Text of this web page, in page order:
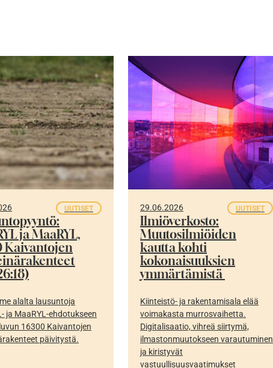
UUTISET
ja MaaRYL,
Kaivantojen
alalta lausuntoja
ja MaaRYL-ehdotukseen
16300 Kaivantojen
päivitystä.
29.06.2026 UUTISET
Ilmiöverkosto:
Muutosilmiöiden
kautta kohti
kokonaisuuksien
ymmärtämistä
Kiinteistö- ja rakentamisala elää
voimakasta murrosvaihetta.
Digitalisaatio, vihreä siirtymä,
ilmastonmuutokseen varautuminen
ja kiristyvät
vastuullisuusvaatimukset